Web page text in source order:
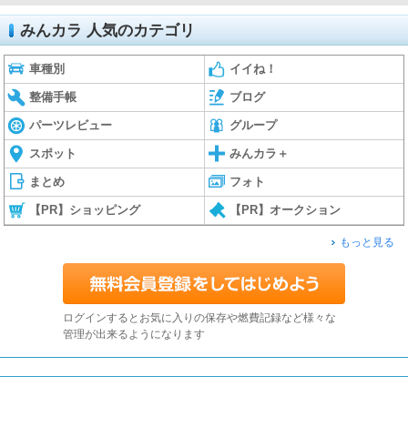
みんカラ 人気のカテゴリ
車種別 イイね！
整備手帳 ブログ
パーツレビュー グループ
スポット みんカラ＋
まとめ フォト
【PR】ショッピング 【PR】オークション
もっと見る
ログインするとお気に入りの保存や燃費記録など様々な
管理が出来るようになります